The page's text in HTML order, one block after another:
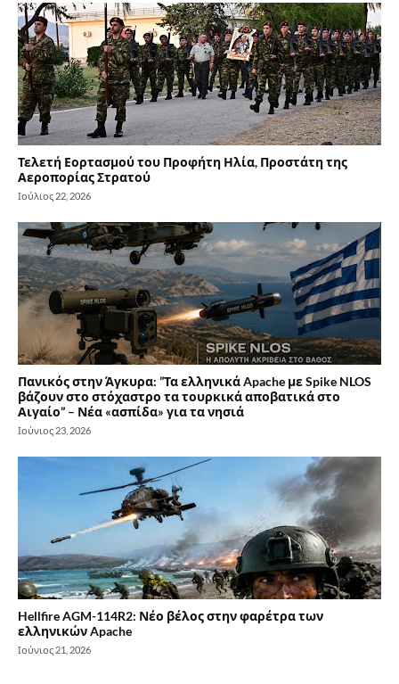
Τελετή Εορτασμού του Προφήτη Ηλία, Προστάτη της
Αεροπορίας Στρατού
Ιούλιος 22, 2026
Πανικός στην Άγκυρα: ”Τα ελληνικά Apache με Spike NLOS
βάζουν στο στόχαστρο τα τουρκικά αποβατικά στο
Αιγαίο” – Νέα «ασπίδα» για τα νησιά
Ιούνιος 23, 2026
Hellfire AGM-114R2: Νέο βέλος στην φαρέτρα των
ελληνικών Apache
Ιούνιος 21, 2026